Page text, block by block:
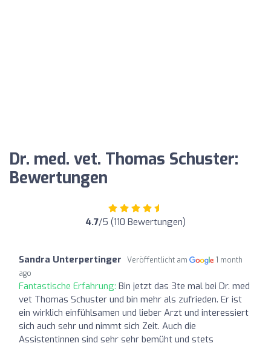
Dr. med. vet. Thomas Schuster:
Bewertungen
4.7/5 (110 Bewertungen)
Sandra Unterpertinger Veröffentlicht am
1 month
ago
Fantastische Erfahrung: Bin jetzt das 3te mal bei Dr. med
vet Thomas Schuster und bin mehr als zufrieden. Er ist
ein wirklich einfühlsamen und lieber Arzt und interessiert
sich auch sehr und nimmt sich Zeit. Auch die
Assistentinnen sind sehr sehr bemüht und stets